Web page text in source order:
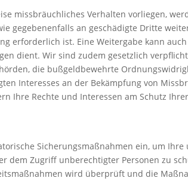
missbräuchliches Verhalten vorliegen,
gegebenenfalls an geschädigte Dritte
erforderlich ist. Eine Weitergabe kann
dient. Wir sind zudem gesetzlich
die bußgeldbewehrte
Interesses an der Bekämpfung von
Ihre Rechte und Interessen am Schutz
Sicherungsmaßnahmen ein, um
dem Zugriff unberechtigter Personen zu
wird überprüft und die